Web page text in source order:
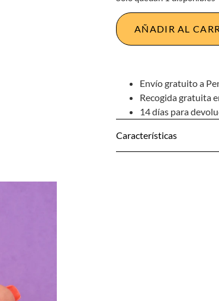
AÑADIR AL
Envío gratuito a
Recogida gratuita
14 días para
Características